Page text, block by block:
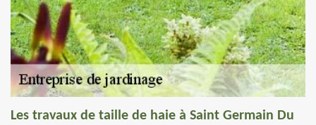
Les travaux de taille de haie à Saint Germain Du